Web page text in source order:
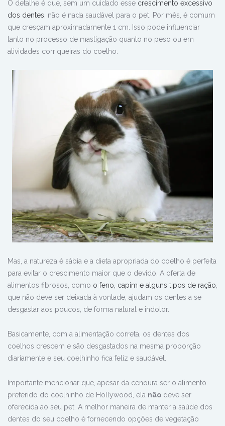
O detalhe é que, sem um cuidado esse crescimento excessivo
dos dentes , não é nada saudável para o pet. Por mês, é comum
que cresçam aproximadamente 1 cm . Isso pode influenciar
tanto no processo de mastigação quanto no peso ou em
atividades corriqueiras do coelho.
Mas, a natureza é sábia e a dieta apropriada do coelho é perfeita
para evitar o crescimento maior que o devido. A oferta de
alimentos fibrosos, como o feno, capim e alguns tipos de ração
que não deve ser deixada à vontade, ajudam os dentes a se
desgastar aos poucos, de forma natural e indolor.
Basicamente, com a alimentação correta, os dentes dos
coelhos crescem e são desgastados na mesma proporção
diariamente e seu coelhinho fica feliz e saudável.
Importante mencionar que, apesar da cenoura ser o alimento
preferido do coelhinho de Hollywood, ela não deve ser
oferecida ao seu pet. A melhor maneira de manter a saúde dos
dentes do seu coelho é fornecendo opções de vegetação